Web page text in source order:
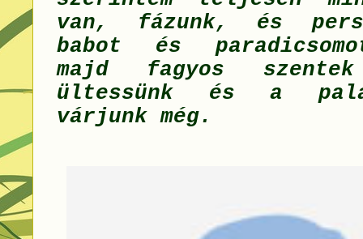
van, fázunk, és
babot és
majd fagyos
ültessünk és a
várjunk még.